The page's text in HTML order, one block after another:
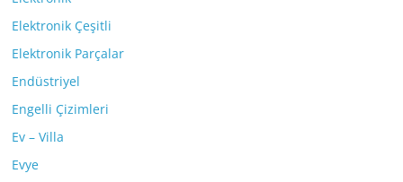
Elektronik Çeşitli
Elektronik Parçalar
Endüstriyel
Engelli Çizimleri
Ev – Villa
Evye